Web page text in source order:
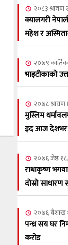
२०८३ श्रावण ६,
६
२०८३
पत्रिका
७
महेश र
८
महेश र
२०८३ श्रावण
क्यालगरी
महेश र
२०७९
भाइटीकाको
२०७८ श्रावण
मुस्लिम
इद आज देशभर
२०७६ जेष्ठ
राधाकृष्ण
दोस्रो साधारण
२०७६ बैशाख
पन्ध्र सय घर
करोड